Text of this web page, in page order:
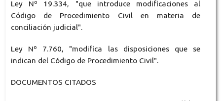
Ley Nº 19.334, "que introduce modificaciones al
Código de Procedimiento Civil en materia de
conciliación judicial".
Ley Nº 7.760, "modifica las disposiciones que se
indican del Código de Procedimiento Civil".
DOCUMENTOS CITADOS